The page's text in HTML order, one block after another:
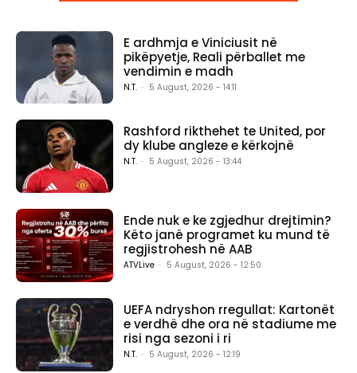
E ardhmja e Viniciusit në
pikëpyetje, Reali përballet me
vendimin e madh
N.T. - 5 August, 2026 - 14:11
Rashford rikthehet te United, por
dy klube angleze e kërkojnë
N.T. - 5 August, 2026 - 13:44
Ende nuk e ke zgjedhur drejtimin?
Këto janë programet ku mund të
regjistrohesh në AAB
ATVLive - 5 August, 2026 - 12:50
UEFA ndryshon rregullat: Kartonët
e verdhë dhe ora në stadiume me
risi nga sezoni i ri
N.T. - 5 August, 2026 - 12:19